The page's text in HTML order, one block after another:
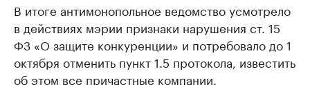
В итоге антимонопольное ведомство усмотрело
в действиях мэрии признаки нарушения ст. 15
ФЗ «О защите конкуренции» и потребовало до 1
октября отменить пункт 1.5 протокола, известить
об этом все причастные компании.